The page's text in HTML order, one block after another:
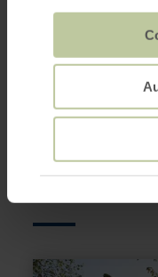
Das
noch
sein
mehr